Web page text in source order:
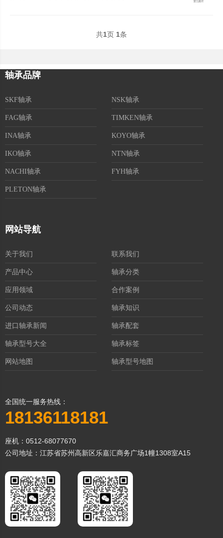
共1页 1条
轴承品牌
SKF轴承 NSK轴承
FAG轴承 TIMKEN轴承
INA轴承 KOYO轴承
IKO轴承 NTN轴承
NACHI轴承 FYH轴承
PLETON轴承
网站导航
关于我们 联系我们
产品中心 轴承分类
应用领域 合作案例
公司动态 轴承知识
进口轴承新闻 轴承配套
轴承型号大全 轴承标签
网站地图 轴承型号地图
全国统一服务热线：
18136118181
座机：0512-68077670
公司地址：江苏省苏州高新区乐嘉汇商务广场1幢1308室A15